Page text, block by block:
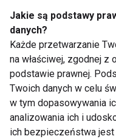
3 fakty o peelingu
latem
Jakie są podstawy
danych?
Każde przetwarzanie
na właściwej, zgodnej
podstawie prawnej.
Twoich danych w celu
w tym dopasowywania
analizowania ich i
ich bezpieczeństwa jest